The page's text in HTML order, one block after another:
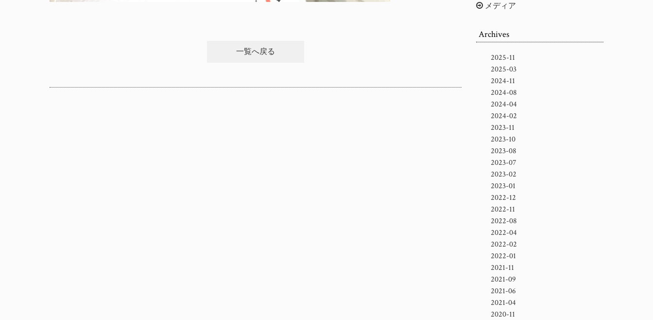
一覧へ戻る
メディア
Archives
2025-11
2025-03
2024-11
2024-08
2024-04
2024-02
2023-11
2023-10
2023-08
2023-07
2023-02
2023-01
2022-12
2022-11
2022-08
2022-04
2022-02
2022-01
2021-11
2021-09
2021-06
2021-04
2020-11